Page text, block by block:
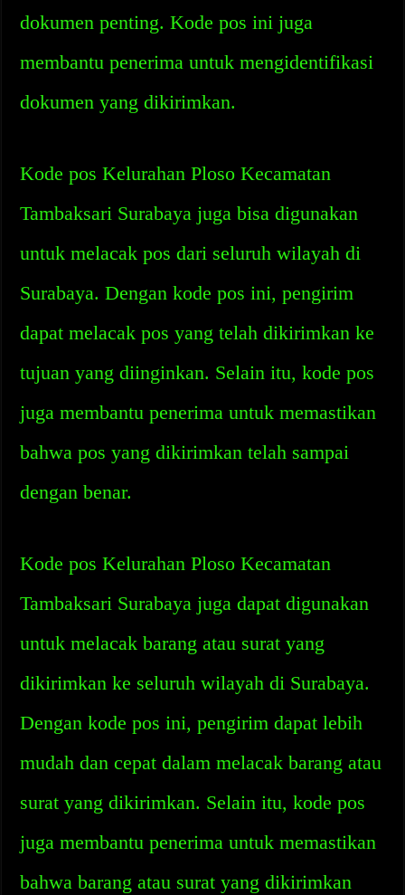
dokumen penting. Kode pos ini juga
membantu penerima untuk mengidentifikasi
dokumen yang dikirimkan.
Kode pos Kelurahan Ploso Kecamatan
Tambaksari Surabaya juga bisa digunakan
untuk melacak pos dari seluruh wilayah di
Surabaya. Dengan kode pos ini, pengirim
dapat melacak pos yang telah dikirimkan ke
tujuan yang diinginkan. Selain itu, kode pos
juga membantu penerima untuk memastikan
bahwa pos yang dikirimkan telah sampai
dengan benar.
Kode pos Kelurahan Ploso Kecamatan
Tambaksari Surabaya juga dapat digunakan
untuk melacak barang atau surat yang
dikirimkan ke seluruh wilayah di Surabaya.
Dengan kode pos ini, pengirim dapat lebih
mudah dan cepat dalam melacak barang atau
surat yang dikirimkan. Selain itu, kode pos
juga membantu penerima untuk memastikan
bahwa barang atau surat yang dikirimkan